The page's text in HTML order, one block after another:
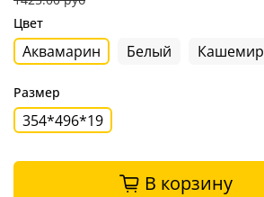
Цвет
Аквамарин Белый Кашемир
Размер
354*496*19
В корзину